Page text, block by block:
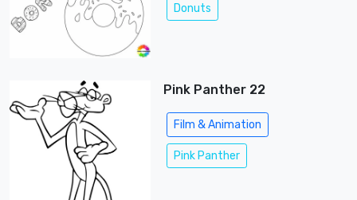
Donuts
Pink Panther 22
Film & Animation
Pink Panther